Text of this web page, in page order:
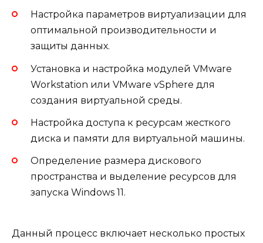
Настройка параметров виртуализации для
оптимальной производительности и
защиты данных.
Установка и настройка модулей VMware
Workstation или VMware vSphere для
создания виртуальной среды.
Настройка доступа к ресурсам жесткого
диска и памяти для виртуальной машины.
Определение размера дискового
пространства и выделение ресурсов для
запуска Windows 11.
Данный процесс включает несколько простых